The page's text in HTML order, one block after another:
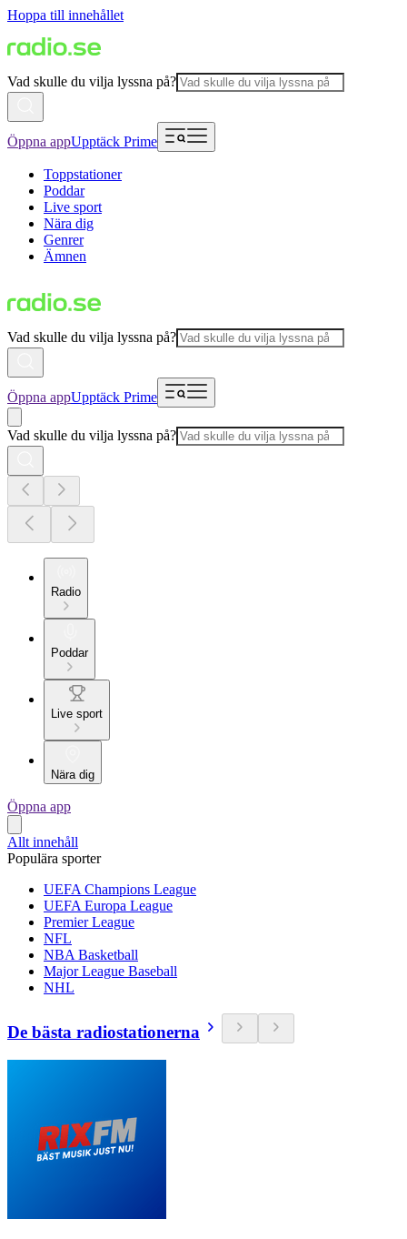
Hoppa till innehållet
Vad skulle du vilja lyssna på?
Öppna appUpptäck Prime
Toppstationer
Poddar
Live sport
Nära dig
Genrer
Ämnen
Vad skulle du vilja lyssna på?
Öppna appUpptäck Prime
Vad skulle du vilja lyssna på?
Radio
Poddar
Live sport
Nära dig
Öppna app
Allt innehåll
Populära sporter
UEFA Champions League
UEFA Europa League
Premier League
NFL
NBA Basketball
Major League Baseball
NHL
De bästa radiostationerna